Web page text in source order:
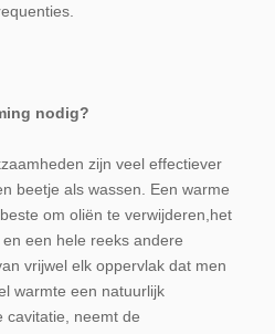
nodig?
zijn veel effectiever
beetje als wassen. Een warme
om oliën te verwijderen,het
een hele reeks andere
vrijwel elk oppervlak dat men
warmte een natuurlijk
cavitatie, neemt de